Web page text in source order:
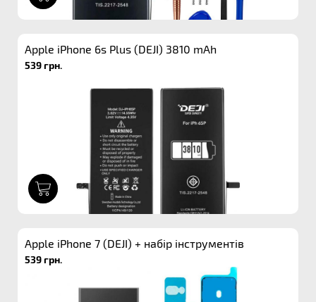
Apple iPhone 6s Plus (DEJI) 3810 mAh
539 грн.
Apple iPhone 7 (DEJI) + набір інструментів
539 грн.